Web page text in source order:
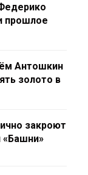
прошлое
Антошкин
золото в
закроют
«Башни»